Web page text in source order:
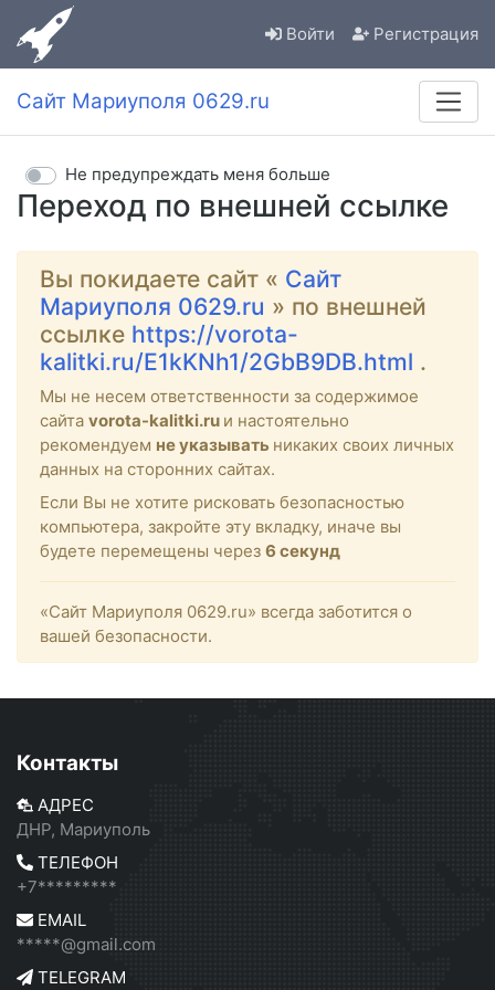
Войти Регистрация
Сайт Мариуполя 0629.ru
Переход по внешней ссылке
Не предупреждать меня больше
Вы покидаете сайт « Сайт
Мариуполя 0629.ru » по внешней
ссылке https://vorota-
kalitki.ru/E1kKNh1/2GbB9DB.html .
Мы не несем ответственности за содержимое
сайта vorota-kalitki.ru и настоятельно
рекомендуем не указывать никаких своих личных
данных на сторонних сайтах.
Если Вы не хотите рисковать безопасностью
компьютера, закройте эту вкладку, иначе вы
будете перемещены через 6 секунд
«Сайт Мариуполя 0629.ru» всегда заботится о
вашей безопасности.
Контакты
АДРЕС
ДНР, Мариуполь
ТЕЛЕФОН
+7*********
EMAIL
*****@gmail.com
TELEGRAM